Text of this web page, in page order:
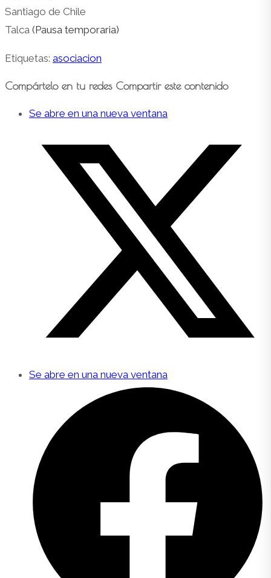
Santiago de Chile
Talca (Pausa temporaria)
Etiquetas: asociacion
Compártelo en tu redes Compartir este contenido
Se abre en una nueva ventana
Se abre en una nueva ventana